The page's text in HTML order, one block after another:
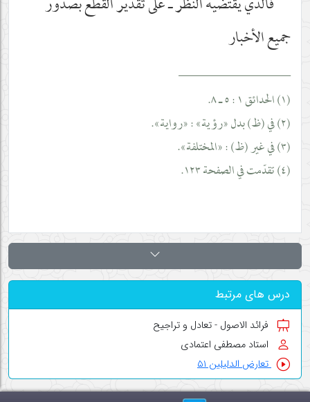
جميع الأخبار
__________________
(١) الحدائق ١ : ٥ ـ ٨.
(٢) في (ظ) بدل «رؤية» : «رواية».
(٣) في غير (ظ) : «المختلفة».
(٤) تقدّمت في الصفحة ١٢٣.
درس های مرتبط
فرائد الاصول - تعادل و تراجیح
استاد مصطفی اعتمادی
تعارض الدلیلین ۵۱